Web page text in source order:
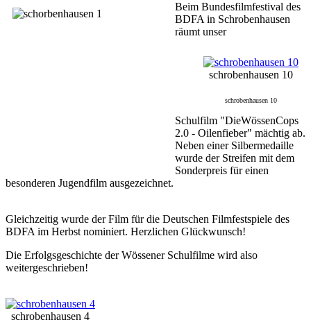
Beim Bundesfilmfestival des
BDFA in Schrobenhausen
räumt unser
schrobenhausen 10
schrobenhausen 10
Schulfilm "DieWössenCops
2.0 - Oilenfieber" mächtig ab.
Neben einer Silbermedaille
wurde der Streifen mit dem
Sonderpreis für einen
besonderen Jugendfilm ausgezeichnet.
Gleichzeitig wurde der Film für die Deutschen Filmfestspiele des
BDFA im Herbst nominiert. Herzlichen Glückwunsch!
Die Erfolgsgeschichte der Wössener Schulfilme wird also
weitergeschrieben!
schrobenhausen 4